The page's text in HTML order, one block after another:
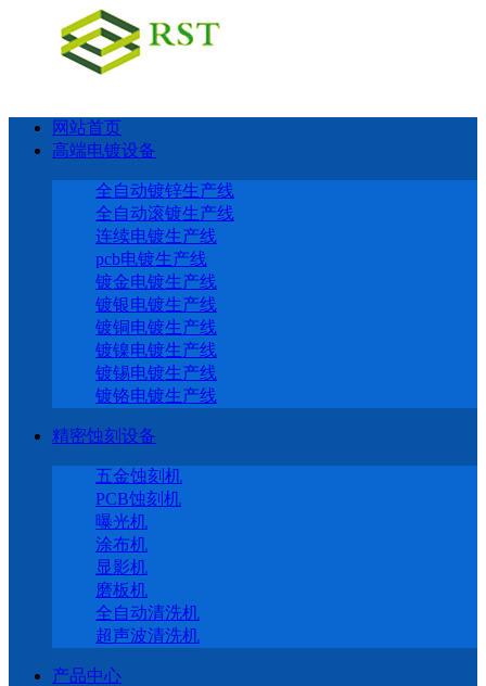
网站首页
高端电镀设备
全自动镀锌生产线
全自动滚镀生产线
连续电镀生产线
pcb电镀生产线
镀金电镀生产线
镀银电镀生产线
镀铜电镀生产线
镀镍电镀生产线
镀锡电镀生产线
镀铬电镀生产线
精密蚀刻设备
五金蚀刻机
PCB蚀刻机
曝光机
涂布机
显影机
磨板机
全自动清洗机
超声波清洗机
产品中心